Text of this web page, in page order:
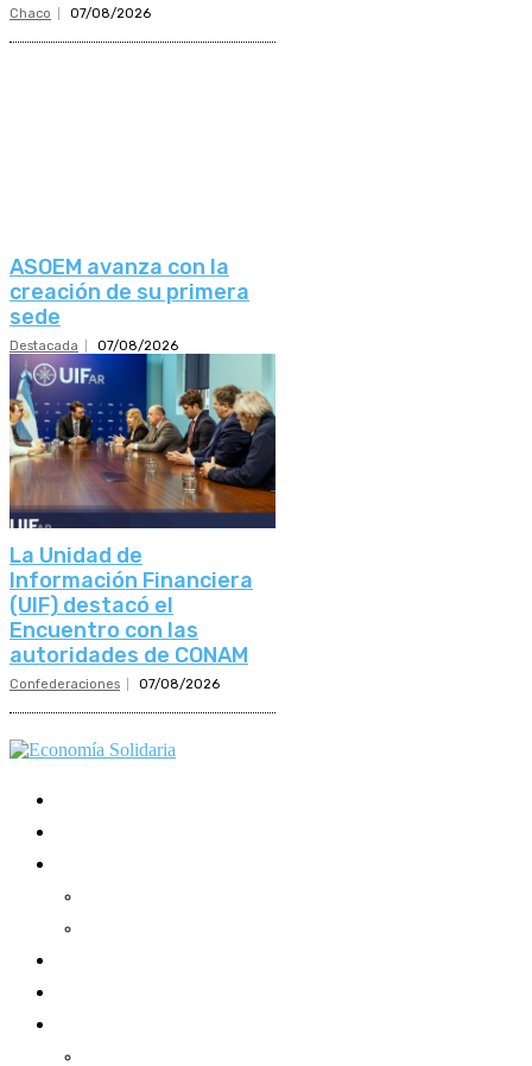
Chaco 07/08/2026
ASOEM avanza con la
creación de su primera
sede
Destacada 07/08/2026
La Unidad de
Información Financiera
(UIF) destacó el
Encuentro con las
autoridades de CONAM
Confederaciones 07/08/2026